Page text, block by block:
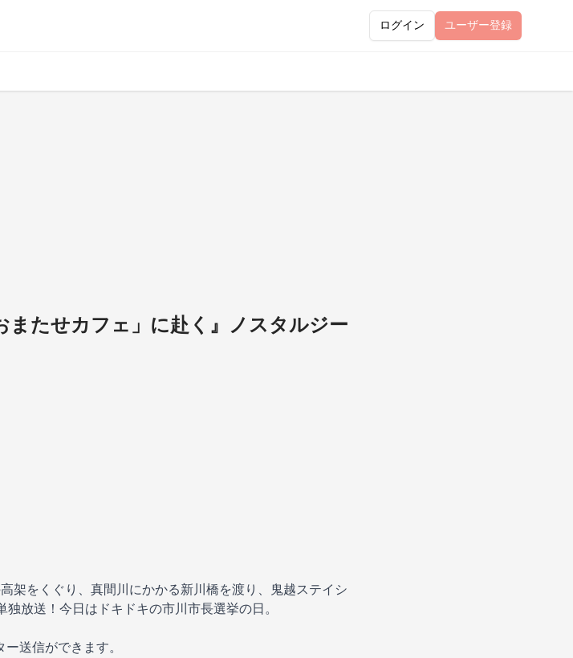
ログイン ユーザー登録
またせカフェ」に赴く』ノスタルジー
架をくぐり、真間川にかかる新川橋を渡り、鬼越ステイシ
放送！今日はドキドキの市川市長選挙の日。
送信ができます。